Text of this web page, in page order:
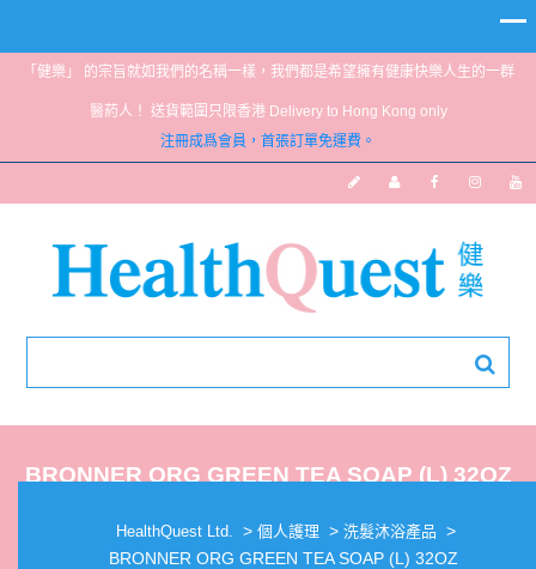
「健樂」 的宗旨就如我們的名稱一樣，我們都是希望擁有健康快樂人生的一群
醫葯人！ 送貨範圍只限香港 Delivery to Hong Kong only
注冊成爲會員，首張訂單免運費。
BRONNER ORG GREEN TEA SOAP (L) 32OZ
HealthQuest Ltd. > 個人護理 > 洗髮沐浴產品 >
BRONNER ORG GREEN TEA SOAP (L) 32OZ